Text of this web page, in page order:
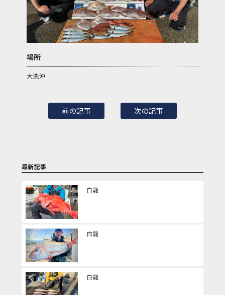
場所
大洗沖
前の記事 次の記事
最新記事
白龍
白龍
白龍